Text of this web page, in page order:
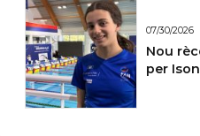
07/30/2026
Nou
per